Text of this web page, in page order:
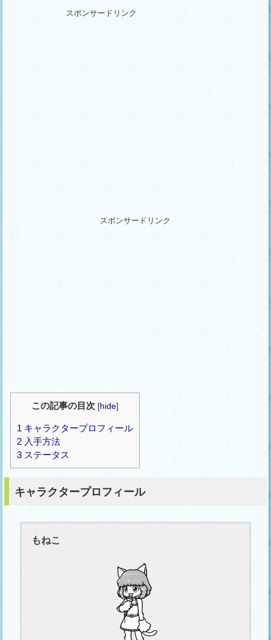
スポンサードリンク
スポンサードリンク
この記事の目次 [hide]
1 キャラクタープロフィール
2 入手方法
3 ステータス
キャラクタープロフィール
もねこ